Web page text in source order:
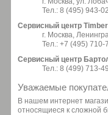
Тел.: 8 (495) 943-
Сервисный центр
г. Москва,
Тел.: +7 (495) 710-
Сервисный центр
Тел.: 8 (499) 713-
Уважаемые
В нашем интернет
относящиеся к сложной